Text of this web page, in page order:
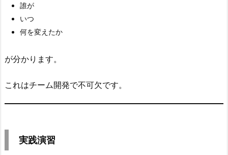
誰が
いつ
何を変えたか
が分かります。
これはチーム開発で不可欠です。
実践演習